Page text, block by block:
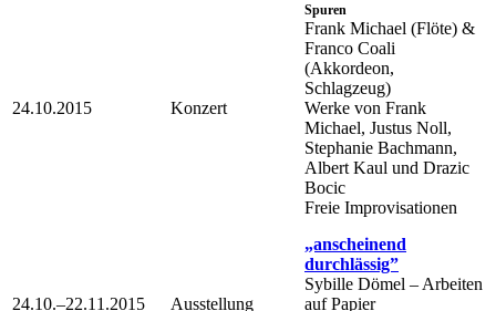
24.10.2015 Konzert
Spuren
Frank Michael (Flöte) &
Franco Coali
(Akkordeon,
Schlagzeug)
Werke von Frank
Michael, Justus Noll,
Stephanie Bachmann,
Albert Kaul und Drazic
Bocic
Freie Improvisationen
24.10.–22.11.2015 Ausstellung
„anscheinend
durchlässig”
Sybille Dömel – Arbeiten
auf Papier